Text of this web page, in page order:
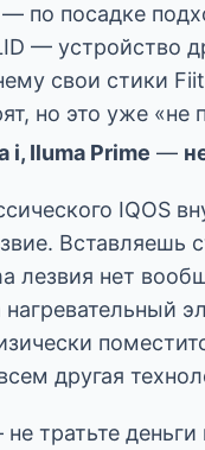
— по посадке
— устройство
свои стики
но это уже «не
i, Iluma Prime —
IQOS
Вставляешь
лезвия нет
другая
тратьте